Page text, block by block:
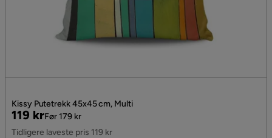
Kissy Putetrekk 45x45 cm, Multi
Pris
119 kr
Original
Pris
Før 179 kr
Tidligere laveste pris 119 kr